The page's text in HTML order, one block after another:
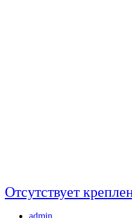
Отсутствует
Автор
admin